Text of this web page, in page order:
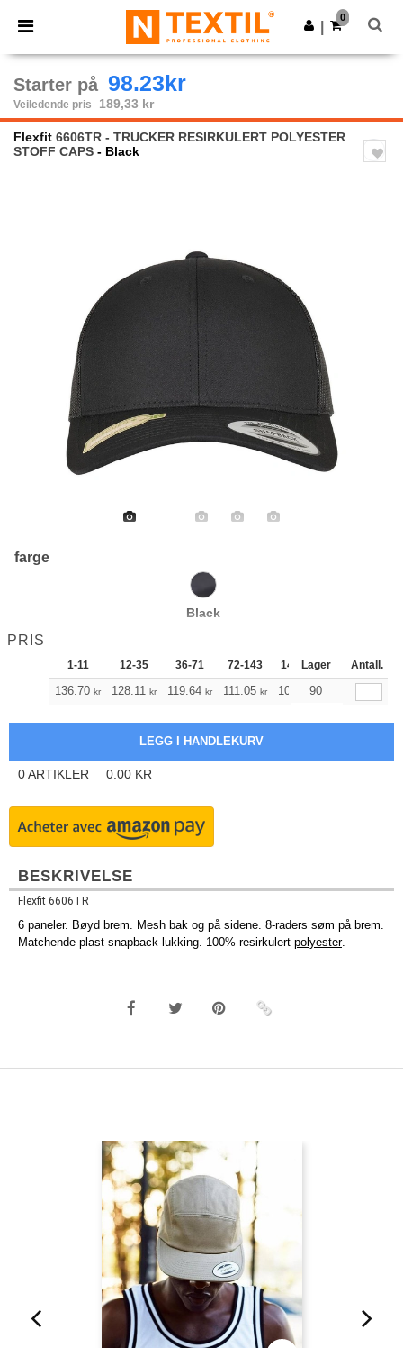
× Ntextil-app
Bedre priser i appen!
Last ned app
0
Starter på 98.23kr
Veiledende pris 189,33 kr
Flexfit 6606TR - TRUCKER RESIRKULERT POLYESTER
STOFF CAPS - Black
farge
Black
PRIS
1-11 12-35 36-71 72-143 144-287 288 +
Lager Antall.
136.70 kr 128.11 kr 119.64 kr 111.05 kr 102.47 kr
90
0ARTIKLER 0.00 KR
BESKRIVELSE
Flexfit 6606TR
6 paneler. Bøyd brem. Mesh bak og på sidene. 8-raders søm på brem.
Matchende plast snapback-lukking. 100% resirkulert polyester.